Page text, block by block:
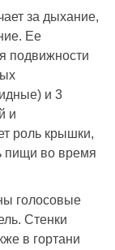
за дыхание,
Ее
подвижности
и 3
и
роль крышки,
пищи во время
голосовые
Стенки
в гортани